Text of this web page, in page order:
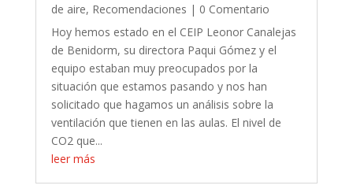
de aire, Recomendaciones | 0 Comentario
Hoy hemos estado en el CEIP Leonor Canalejas
de Benidorm, su directora Paqui Gómez y el
equipo estaban muy preocupados por la
situación que estamos pasando y nos han
solicitado que hagamos un análisis sobre la
ventilación que tienen en las aulas. El nivel de
CO2 que...
leer más